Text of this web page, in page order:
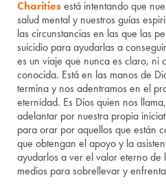
Charitiesestá intentando que
salud mental y nuestros guías
las circunstancias en las que las
suicidio para ayudarlas a
es un viaje que nunca es claro, ni
conocida. Está en las manos de
termina y nos adentramos en el
eternidad. Es Dios quien nos
adelantar por nuestra propia
para orar por aquellos que están
que obtengan el apoyo y la
ayudarlos a ver el valor eterno de
medios para sobrellevar y